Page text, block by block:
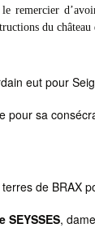
remercier
du château
eut pour
pour sa
de BRAX
SEYSSES,